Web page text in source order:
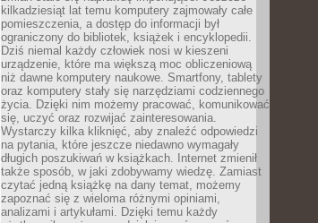
kilkadziesiąt lat temu komputery zajmowały całe
pomieszczenia, a dostęp do informacji był
ograniczony do bibliotek, książek i encyklopedii.
Dziś niemal każdy człowiek nosi w kieszeni
urządzenie, które ma większą moc obliczeniową
niż dawne komputery naukowe. Smartfony, tablety
oraz komputery stały się narzędziami codziennego
życia. Dzięki nim możemy pracować, komunikować
się, uczyć oraz rozwijać zainteresowania.
Wystarczy kilka kliknięć, aby znaleźć odpowiedzi
na pytania, które jeszcze niedawno wymagały
długich poszukiwań w książkach. Internet zmienił
także sposób, w jaki zdobywamy wiedzę. Zamiast
czytać jedną książkę na dany temat, możemy
zapoznać się z wieloma różnymi opiniami,
analizami i artykułami. Dzięki temu każdy